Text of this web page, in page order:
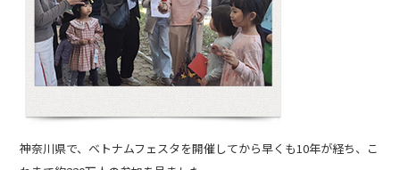
神奈川県で、ベトナムフェスタを開催してから早くも10年が経ち、こ